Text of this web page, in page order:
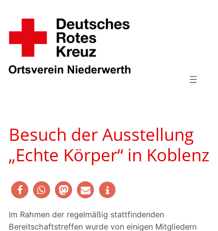
Inhalt
springen
Besuch der Ausstellung
„Echte Körper“ in Koblenz
Im Rahmen der regelmäßig stattfindenden
Bereitschaftstreffen wurde von einigen Mitgliedern